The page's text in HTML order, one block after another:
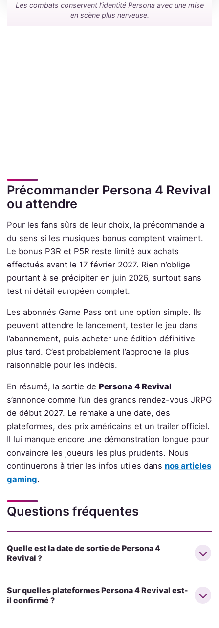
Les combats conservent l’identité Persona avec une mise
en scène plus nerveuse.
Précommander Persona 4 Revival
ou attendre
Pour les fans sûrs de leur choix, la précommande a
du sens si les musiques bonus comptent vraiment.
Le bonus P3R et P5R reste limité aux achats
effectués avant le 17 février 2027. Rien n’oblige
pourtant à se précipiter en juin 2026, surtout sans
test ni détail européen complet.
Les abonnés Game Pass ont une option simple. Ils
peuvent attendre le lancement, tester le jeu dans
l’abonnement, puis acheter une édition définitive
plus tard. C’est probablement l’approche la plus
raisonnable pour les indécis.
En résumé, la sortie de Persona 4 Revival
s’annonce comme l’un des grands rendez-vous JRPG
de début 2027. Le remake a une date, des
plateformes, des prix américains et un trailer officiel.
Il lui manque encore une démonstration longue pour
convaincre les joueurs les plus prudents. Nous
continuerons à trier les infos utiles dans nos articles
gaming.
Questions fréquentes
Quelle est la date de sortie de Persona 4
Revival ?
Sur quelles plateformes Persona 4 Revival est-
il confirmé ?